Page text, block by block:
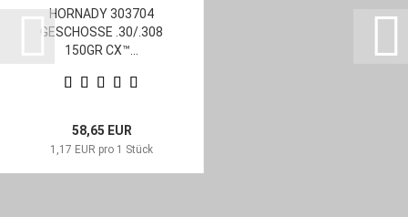
HORNADY 303704
GESCHOSSE .30/.308
150GR CX™...
58,65 EUR
1,17 EUR pro 1 Stück